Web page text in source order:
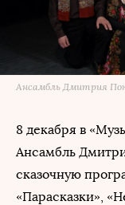
Ансамбль Дмитрия
8 декабря в
Ансамбль
сказочную
«Парасказки»,